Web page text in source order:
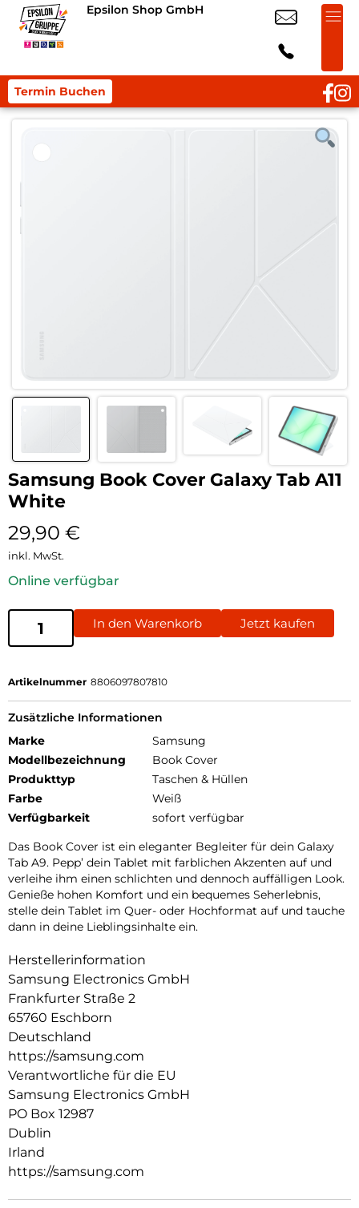
Epsilon Shop GmbH
Termin Buchen
Samsung Book Cover Galaxy Tab A11
White
29,90 €
inkl. MwSt.
Online verfügbar
In den Warenkorb Jetzt kaufen
Artikelnummer 8806097807810
Zusätzliche Informationen
Marke
Samsung
Modellbezeichnung
Book Cover
Produkttyp
Taschen & Hüllen
Farbe
Weiß
Verfügbarkeit
sofort verfügbar
Das Book Cover ist ein eleganter Begleiter für dein Galaxy
Tab A9. Pepp’ dein Tablet mit farblichen Akzenten auf und
verleihe ihm einen schlichten und dennoch auffälligen Look.
Genieße hohen Komfort und ein bequemes Seherlebnis,
stelle dein Tablet im Quer- oder Hochformat auf und tauche
dann in deine Lieblingsinhalte ein.
Herstellerinformation
Samsung Electronics GmbH
Frankfurter Straße 2
65760 Eschborn
Deutschland
https://samsung.com
Verantwortliche für die EU
Samsung Electronics GmbH
PO Box 12987
Dublin
Irland
https://samsung.com